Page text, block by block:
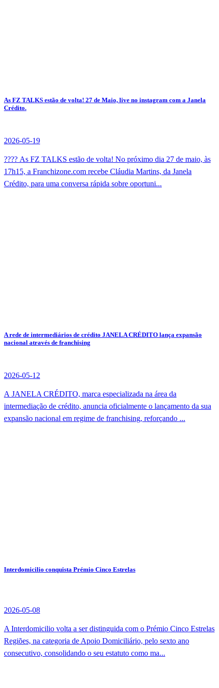
As FZ TALKS estão de volta! 27 de Maio, live no instagram com a Janela
Crédito.
2026-05-19
???? As FZ TALKS estão de volta! No próximo dia 27 de maio, às
17h15, a Franchizone.com recebe Cláudia Martins, da Janela
Crédito, para uma conversa rápida sobre oportuni...
A rede de intermediários de crédito JANELA CRÉDITO lança expansão
nacional através de franchising
2026-05-12
A JANELA CRÉDITO, marca especializada na área da
intermediação de crédito, anuncia oficialmente o lançamento da sua
expansão nacional em regime de franchising, reforçando ...
Interdomicilio conquista Prémio Cinco Estrelas
2026-05-08
A Interdomicilio volta a ser distinguida com o Prémio Cinco Estrelas
Regiões, na categoria de Apoio Domiciliário, pelo sexto ano
consecutivo, consolidando o seu estatuto como ma...